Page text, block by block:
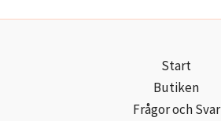
Start
Butiken
Frågor och Svar